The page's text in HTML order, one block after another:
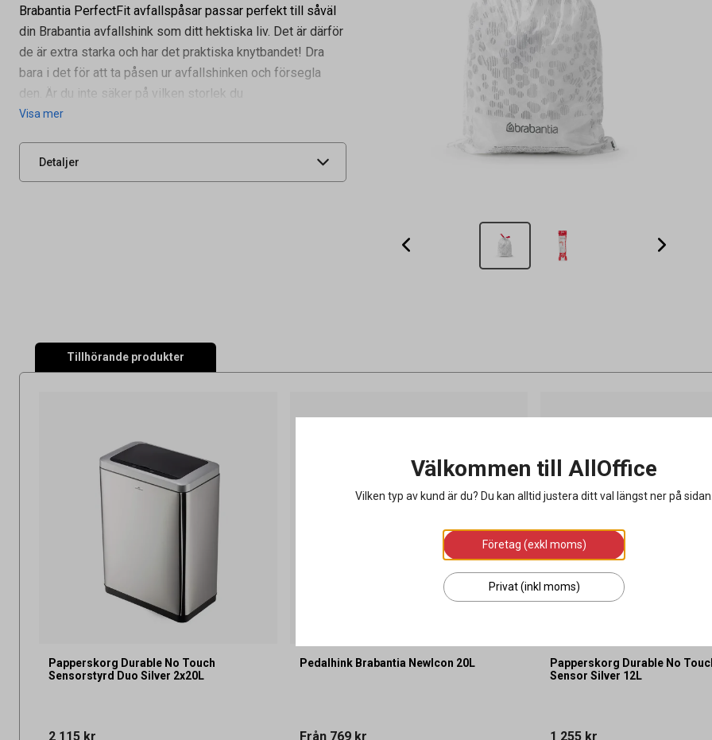
Brabantia PerfectFit avfallspåsar passar perfekt till såväl
din Brabantia avfallshink som ditt hektiska liv. Det är därför
de är extra starka och har det praktiska knytbandet! Dra
bara i det för att ta påsen ur avfallshinken och försegla
den. Är du inte säker på vilken storlek du
Visa mer
Detaljer
Artikelnummer 61200441
Volym 20 l
Tidigare artikelnummer 61200002,9630552
Leverantörens
UNSPSC 47121701
Tillhörande produkter
Papperskorg Durable No Touch
Sensorstyrd Duo Silver 2x20L
2 115 kr
Pedalhink Brabantia NewIcon 20L
Från 769 kr
Papperskorg Durable No
Sensor Silver 12L
1 255 kr
Välkommen till AllOffice
Vilken typ av kund är du? Du kan alltid justera ditt val längst ner på
Företag (exkl moms)
Privat (inkl moms)